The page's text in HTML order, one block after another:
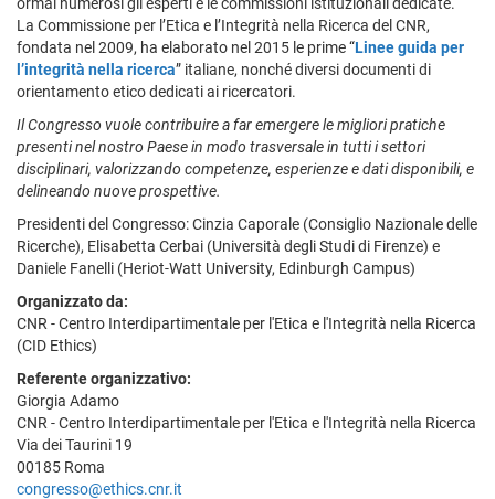
La Commissione per l’Etica e l’Integrità nella Ricerca del CNR,
fondata nel 2009, ha elaborato nel 2015 le prime “Linee guida per
l’integrità nella ricerca” italiane, nonché diversi documenti di
orientamento etico dedicati ai ricercatori.
Il Congresso vuole contribuire a far emergere le migliori pratiche
presenti nel nostro Paese in modo trasversale in tutti i settori
disciplinari, valorizzando competenze, esperienze e dati disponibili, e
delineando nuove prospettive.
Presidenti del Congresso: Cinzia Caporale (Consiglio Nazionale delle
Ricerche), Elisabetta Cerbai (Università degli Studi di Firenze) e
Daniele Fanelli (Heriot-Watt University, Edinburgh Campus)
Organizzato da:
CNR - Centro Interdipartimentale per l'Etica e l'Integrità nella Ricerca
(CID Ethics)
Referente organizzativo:
Giorgia Adamo
CNR - Centro Interdipartimentale per l'Etica e l'Integrità nella Ricerca
Via dei Taurini 19
00185 Roma
congresso@ethics.cnr.it